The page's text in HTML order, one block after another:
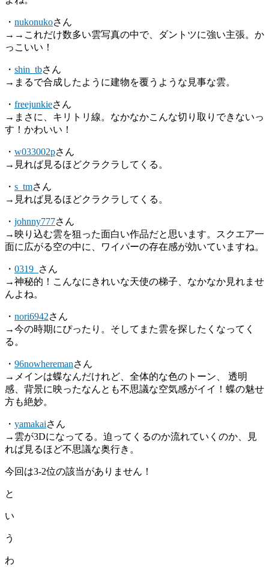
・ nukonukoさん
→→これだけ数多い雲写真の中で、ダントツに強い主張。か
っこいい！
・ shin_tbさん
→まるで合成したように建物を覆うような見事な雲。
・ freejunkieさん
→まさに、キリトリ線。なかなかこんな切り取りできないっ
す！かわいい！
・ w033002pさん
→見れば見るほどクラクラしてくる。
・ s_tmさん
→見れば見るほどクラクラしてくる。
・ johnny777さん
→映り込む雲を狙った面白い作品だと思います。スクエア一
面に広がる空の中に、ワイパーの存在感が効いていますね。
・ 0319_ さん
→神秘的！こんなにきれいな天使の梯子、なかなか見れませ
んよね。
・ nori6942さん
→今の時期にぴったり。そしてまた雲を探したくなってく
る。
・ 96nowheremanさん
→メインは蝶なんだけれど、全体的な色のトーン、 透明
感、背景に映ったなんとも不思議な空気感がイイ！蝶の魅せ
方も絶妙。
・ yamakaiさん
→雲が3Dになってる。迫ってくるのか流れていくのか、見
れば見るほど不思議な奥行き。
今回は3-2位の該当がありません！
と
い
う
わ